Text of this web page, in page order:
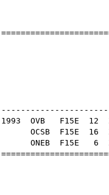
OB
1993 OVB F15E 12
OCSB F15E 16
ONEB F15E 6